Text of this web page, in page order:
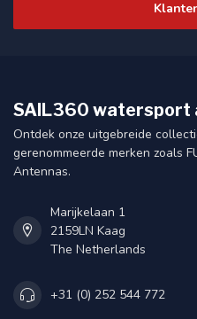
SAIL360 watersport
Ontdek onze uitgebreide
gerenommeerde merken zoals
Antennas.
Marijkelaan 1
2159LN Kaag
The Netherlands
+31 (0) 252 544 772